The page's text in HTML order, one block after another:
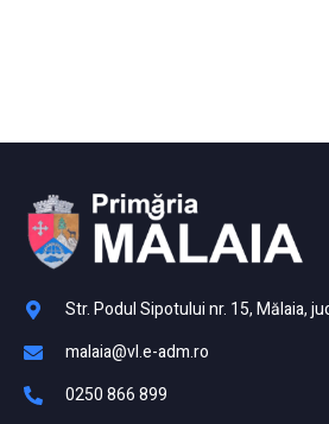
Str. Podul Sipotului nr. 15, Mălaia,
malaia@vl.e-adm.ro
0250 866 899